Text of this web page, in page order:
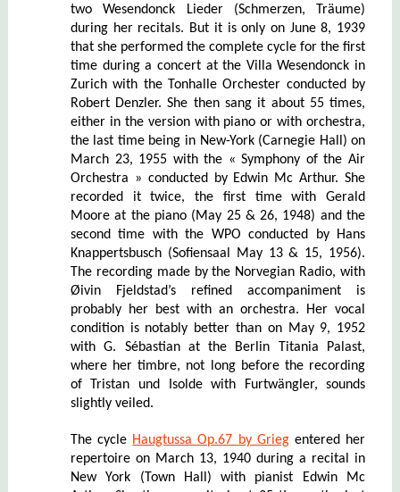
two Wesendonck Lieder (Schmerzen, Träume)
during her recitals. But it is only on June 8, 1939
that she performed the complete cycle for the first
time during a concert at the Villa Wesendonck in
Zurich with the Tonhalle Orchester conducted by
Robert Denzler. She then sang it about 55 times,
either in the version with piano or with orchestra,
the last time being in New-York (Carnegie Hall) on
March 23, 1955 with the « Symphony of the Air
Orchestra » conducted by Edwin Mc Arthur. She
recorded it twice, the first time with Gerald
Moore at the piano (May 25 & 26, 1948) and the
second time with the WPO conducted by Hans
Knappertsbusch (Sofiensaal May 13 & 15, 1956).
The recording made by the Norvegian Radio, with
Øivin Fjeldstad’s refined accompaniment is
probably her best with an orchestra. Her vocal
condition is notably better than on May 9, 1952
with G. Sébastian at the Berlin Titania Palast,
where her timbre, not long before the recording
of Tristan und Isolde with Furtwängler, sounds
slightly veiled.
The cycle Haugtussa Op.67 by Griegentered her
repertoire on March 13, 1940 during a recital in
New York (Town Hall) with pianist Edwin Mc